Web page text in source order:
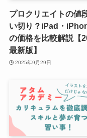
プロクリエイトの値
い切り？iPad・
の価格を比較解説【
最新版】
2025年9月29日